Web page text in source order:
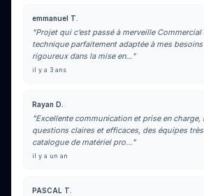
emmanuel T.
"Projet qui c’est passé à merveille Commercial
technique parfaitement adaptée à mes
rigoureux dans la mise en…"
il y a 3 ans
Rayan D.
"Excellente communication et prise en charge,
questions claires et efficaces, des équipes
catalogue de matériel pro…"
il y a un an
PASCAL T.